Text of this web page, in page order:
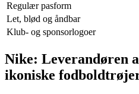
Regulær pasform
Let, blød og åndbar
Klub- og sponsorlogoer
Nike: Leverandøren
ikoniske